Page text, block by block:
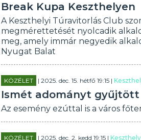
Break Kupa Keszthelyen
A Keszthelyi Túravitorlás Club
megmérettetését nyolcadik
meg, amely immár negyedik
Nyugat Balat
KÖZÉLET | 2025. dec. 15. hétfő 19:15 |
Ismét adományt gyűjtött
Az esemény ezúttal is a város
KÖZÉLET | 2025. dec. 2. kedd 19:15 |Keszthely